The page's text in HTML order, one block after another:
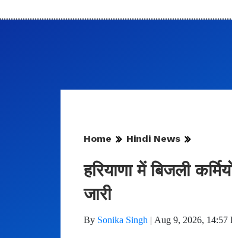
Home Hindi News
हरियाणा में बिजली
जारी
By Sonika Singh | Aug 9, 2026, 14:57